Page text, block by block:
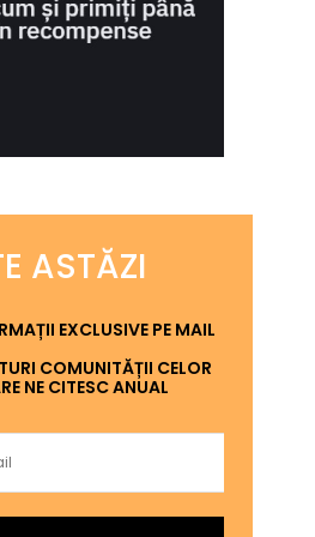
ASTĂZI
EXCLUSIVE PE MAIL
COMUNITĂȚII CELOR
NE CITESC ANUAL